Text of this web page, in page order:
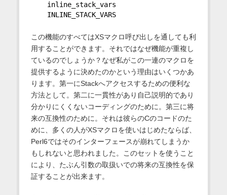
inline_stack_vars
INLINE_STACK_VARS
この機能のすべてはXSマクロ呼び出しを通しても利
用することができます。それではなぜ機能が重複し
ているのでしょうか？なぜ私がこの一連のマクロを
提供するように決めたのかという理由はいくつかあ
ります。第一にStackへアクセスするための便利な
方法として。第二に一貫性があり自己説明的であり
分かりにくくないコーディングのために。第三に将
来の互換性のために。それは彼らのCのコードのた
めに、多くの人がXSマクロを使いはじめたならば、
Perl6ではそのインターフェースが崩れてしまうか
もしれないと思われました。このセットを使うこと
により、たぶん引数の取扱いでの将来の互換性を保
証することが出来ます。